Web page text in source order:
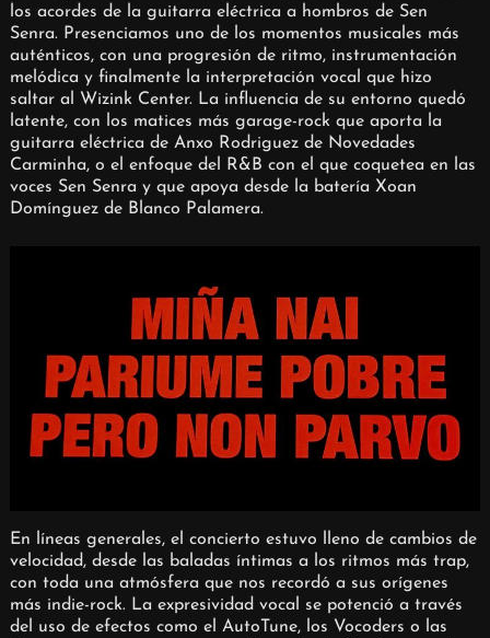
los acordes de la guitarra eléctrica a hombros de Sen
Senra. Presenciamos uno de los momentos musicales más
auténticos, con una progresión de ritmo, instrumentación
melódica y finalmente la interpretación vocal que hizo
saltar al Wizink Center. La influencia de su entorno quedó
latente, con los matices más garage-rock que aporta la
guitarra eléctrica de Anxo Rodriguez de Novedades
Carminha, o el enfoque del R&B con el que coquetea en las
voces Sen Senra y que apoya desde la batería Xoan
Domínguez de Blanco Palamera.
En líneas generales, el concierto estuvo lleno de cambios de
velocidad, desde las baladas íntimas a los ritmos más trap,
con toda una atmósfera que nos recordó a sus orígenes
más indie-rock. La expresividad vocal se potenció a través
del uso de efectos como el AutoTune, los Vocoders o las